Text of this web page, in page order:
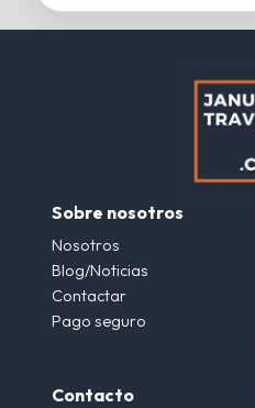
Sobre nosotros
Nosotros
Blog/Noticias
Contactar
Pago seguro
Contacto